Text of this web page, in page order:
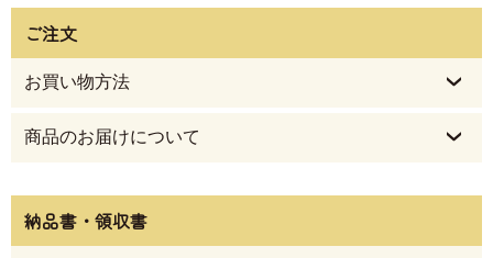
ご注文
お買い物方法
商品のお届けについて
納品書・領収書